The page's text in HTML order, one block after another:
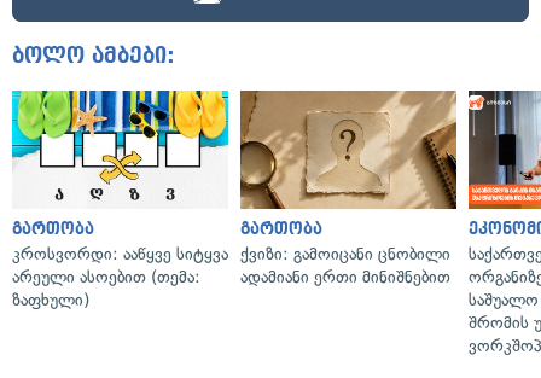
ბოლო ამბები:
გართობა
კროსვორდი: ააწყვე სიტყვა
არეული ასოებით (თემა:
ზაფხული)
გართობა
ქვიზი: გამოიცანი ცნობილი
ადამიანი ერთი მინიშნებით
საშუალო
შრომის